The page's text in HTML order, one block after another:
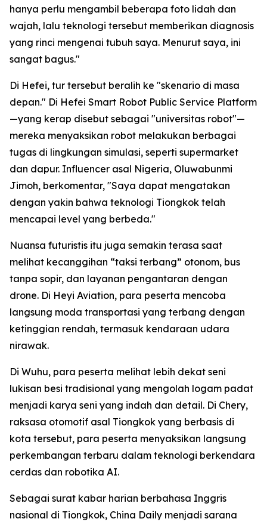
hanya perlu mengambil beberapa foto lidah dan
wajah, lalu teknologi tersebut memberikan diagnosis
yang rinci mengenai tubuh saya. Menurut saya, ini
sangat bagus."
Di Hefei, tur tersebut beralih ke "skenario di masa
depan." Di Hefei Smart Robot Public Service Platform
—yang kerap disebut sebagai "universitas robot"—
mereka menyaksikan robot melakukan berbagai
tugas di lingkungan simulasi, seperti supermarket
dan dapur. Influencer asal Nigeria, Oluwabunmi
Jimoh, berkomentar, "Saya dapat mengatakan
dengan yakin bahwa teknologi Tiongkok telah
mencapai level yang berbeda."
Nuansa futuristis itu juga semakin terasa saat
melihat kecanggihan “taksi terbang” otonom, bus
tanpa sopir, dan layanan pengantaran dengan
drone. Di Heyi Aviation, para peserta mencoba
langsung moda transportasi yang terbang dengan
ketinggian rendah, termasuk kendaraan udara
nirawak.
Di Wuhu, para peserta melihat lebih dekat seni
lukisan besi tradisional yang mengolah logam padat
menjadi karya seni yang indah dan detail. Di Chery,
raksasa otomotif asal Tiongkok yang berbasis di
kota tersebut, para peserta menyaksikan langsung
perkembangan terbaru dalam teknologi berkendara
cerdas dan robotika AI.
Sebagai surat kabar harian berbahasa Inggris
nasional di Tiongkok, China Daily menjadi sarana